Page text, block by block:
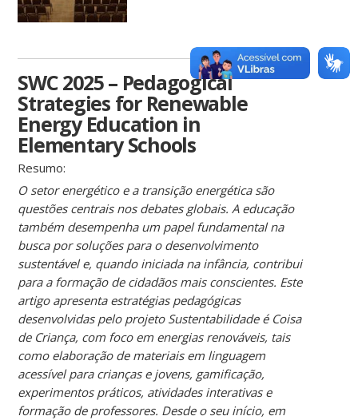
SWC 2025 – Pedagogical
Strategies for Renewable
Energy Education in
Elementary Schools
Resumo:
O setor energético e a transição energética são
questões centrais nos debates globais. A educação
também desempenha um papel fundamental na
busca por soluções para o desenvolvimento
sustentável e, quando iniciada na infância, contribui
para a formação de cidadãos mais conscientes. Este
artigo apresenta estratégias pedagógicas
desenvolvidas pelo projeto Sustentabilidade é Coisa
de Criança, com foco em energias renováveis, tais
como elaboração de materiais em linguagem
acessível para crianças e jovens, gamificação,
experimentos práticos, atividades interativas e
formação de professores. Desde o seu início, em